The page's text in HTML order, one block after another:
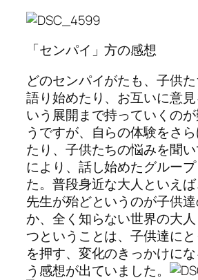
「センパイ」方の感想
どのセンパイがたも、子供
語り始めたり、お互いに意
いう展開まで持っていくの
うですが、自らの体験をさ
たり、子供たちの悩みを聞
により、話し始めたグルー
た。普段身近な大人といえ
先生が殆どというのが子供
か、全く知らない世界の大
つということは、子供達に
を押す、変化のきっかけに
う感想が出ていました。